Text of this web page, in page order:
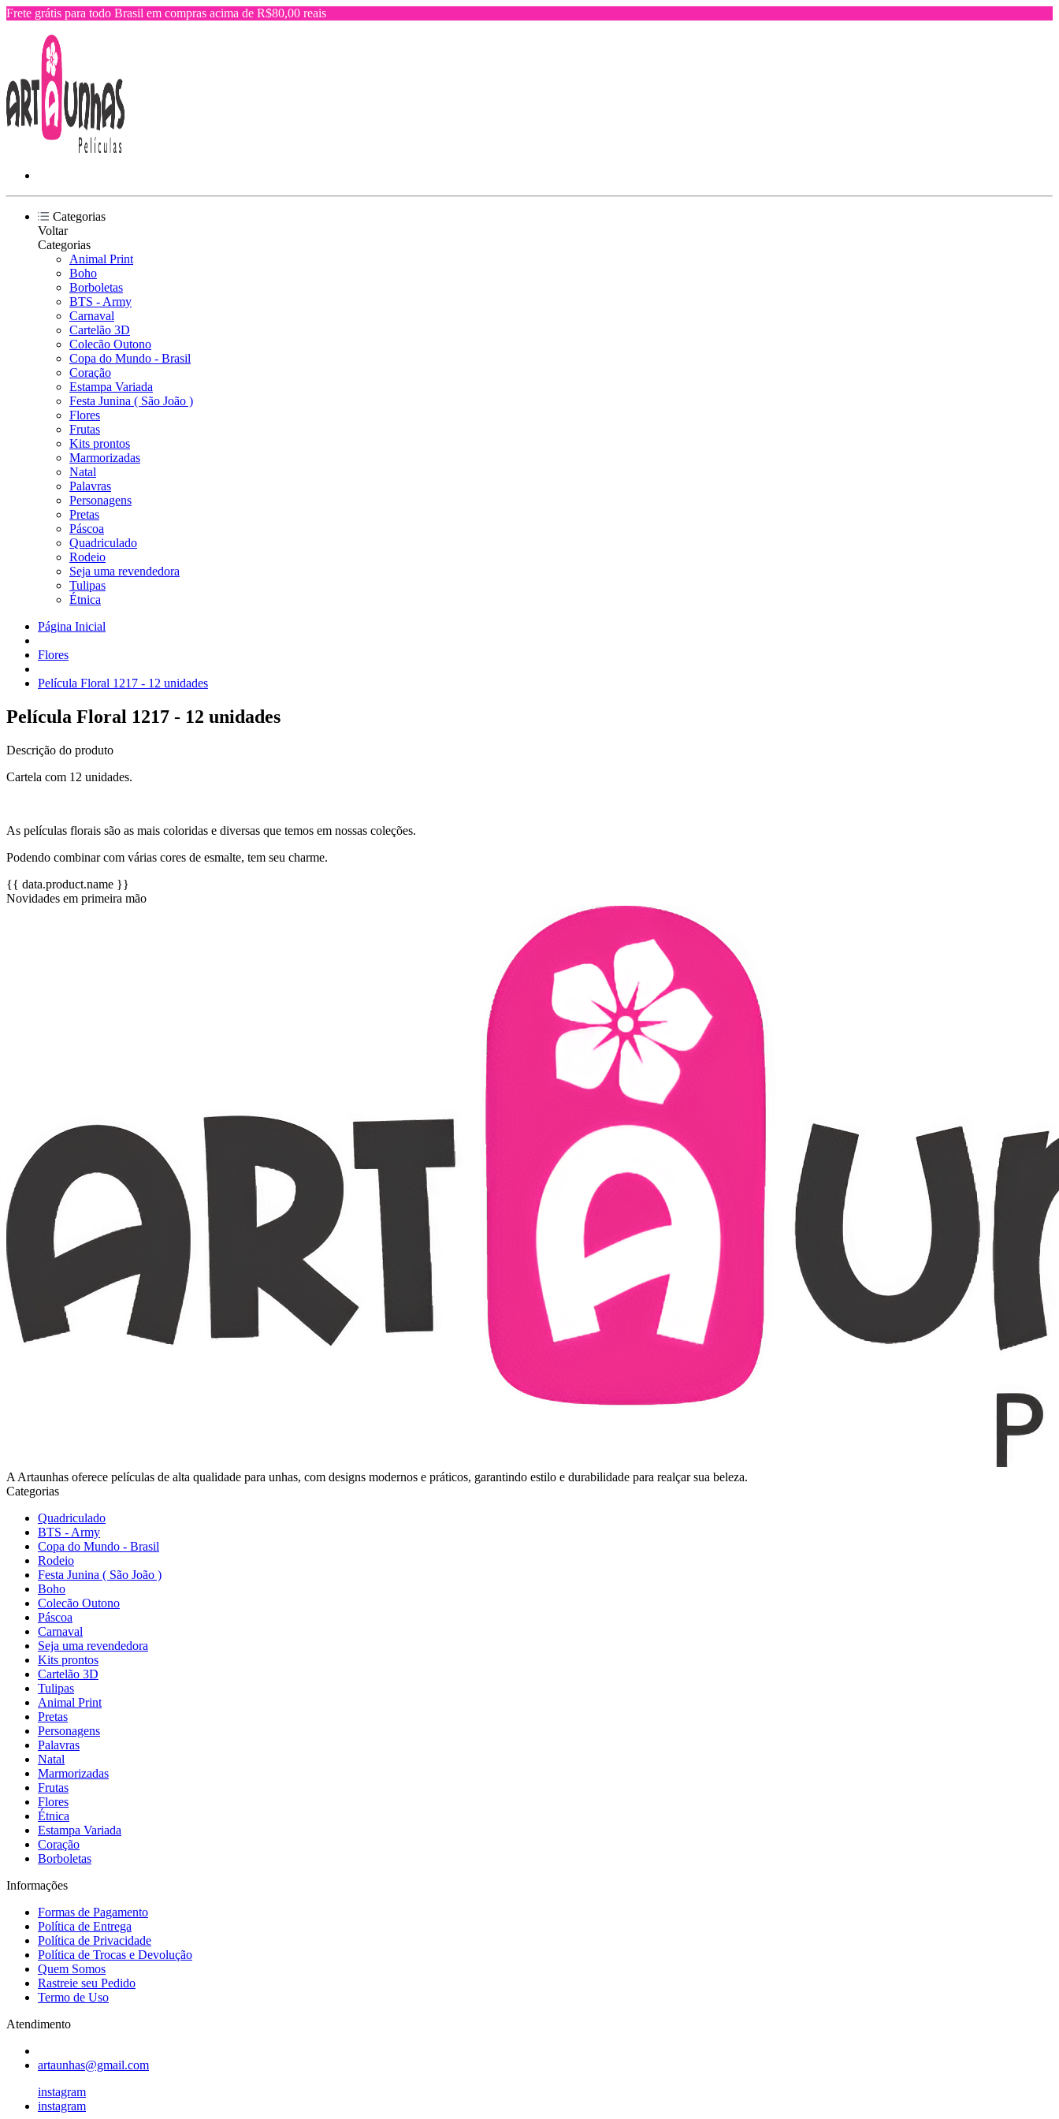
Frete grátis para todo Brasil em compras acima de R$80,00 reais
Categorias
Voltar
Categorias
Animal Print
Boho
Borboletas
BTS - Army
Carnaval
Cartelão 3D
Colecão Outono
Copa do Mundo - Brasil
Coração
Estampa Variada
Festa Junina ( São João )
Flores
Frutas
Kits prontos
Marmorizadas
Natal
Palavras
Personagens
Pretas
Páscoa
Quadriculado
Rodeio
Seja uma revendedora
Tulipas
Étnica
Página Inicial
Flores
Película Floral 1217 - 12 unidades
Película Floral 1217 - 12 unidades
Descrição do produto
Cartela com 12 unidades.
As películas florais são as mais coloridas e diversas que temos em nossas coleções.
Podendo combinar com várias cores de esmalte, tem seu charme.
{{ data.product.name }}
Novidades em primeira mão
A Artaunhas oferece películas de alta qualidade para unhas, com designs modernos e práticos, garantindo estilo e durabilidade para realçar sua beleza.
Categorias
Quadriculado
BTS - Army
Copa do Mundo - Brasil
Rodeio
Festa Junina ( São João )
Boho
Colecão Outono
Páscoa
Carnaval
Seja uma revendedora
Kits prontos
Cartelão 3D
Tulipas
Animal Print
Pretas
Personagens
Palavras
Natal
Marmorizadas
Frutas
Flores
Étnica
Estampa Variada
Coração
Borboletas
Informações
Formas de Pagamento
Política de Entrega
Política de Privacidade
Política de Trocas e Devolução
Quem Somos
Rastreie seu Pedido
Termo de Uso
Atendimento
artaunhas@gmail.com
instagram
instagram